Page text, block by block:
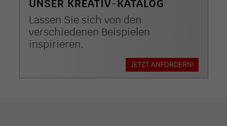
UNSER KREATIV-KATALOG
Lassen Sie sich von den
verschiedenen Beispielen
inspirieren.
JETZT ANFORDERN!